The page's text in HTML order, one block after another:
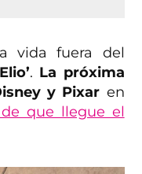
vida fuera del
. La próxima
y Pixar en
que llegue el